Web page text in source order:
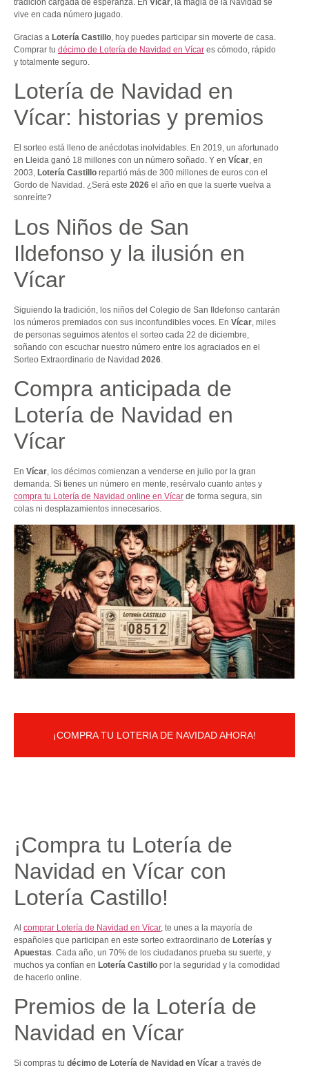
tradición cargada de esperanza. En Vícar, la magia de la Navidad se
vive en cada número jugado.
Gracias a Lotería Castillo, hoy puedes participar sin moverte de casa.
Comprar tu décimo de Lotería de Navidad en Vícar es cómodo, rápido
y totalmente seguro.
Lotería de Navidad en
Vícar: historias y premios
El sorteo está lleno de anécdotas inolvidables. En 2019, un afortunado
en Lleida ganó 18 millones con un número soñado. Y en Vícar, en
2003, Lotería Castillo repartió más de 300 millones de euros con el
Gordo de Navidad. ¿Será este 2026 el año en que la suerte vuelva a
sonreírte?
Los Niños de San
Ildefonso y la ilusión en
Vícar
Siguiendo la tradición, los niños del Colegio de San Ildefonso cantarán
los números premiados con sus inconfundibles voces. En Vícar , miles
de personas seguimos atentos el sorteo cada 22 de diciembre,
soñando con escuchar nuestro número entre los agraciados en el
Sorteo Extraordinario de Navidad 2026
Compra anticipada de
Lotería de Navidad en
Vícar
En Vícar, los décimos comienzan a venderse en julio por la gran
demanda. Si tienes un número en mente, resérvalo cuanto antes y
compra tu Lotería de Navidad online en Vícar de forma segura, sin
colas ni desplazamientos innecesarios.
¡COMPRA TU LOTERIA DE NAVIDAD AHORA!
¡Compra tu Lotería de
Navidad en Vícar con
Lotería Castillo!
Al comprar Lotería de Navidad en Vícar, te unes a la mayoría de
españoles que participan en este sorteo extraordinario de Loterías y
Apuestas. Cada año, un 70% de los ciudadanos prueba su suerte, y
muchos ya confían en Lotería Castillo por la seguridad y la comodidad
de hacerlo online.
Premios de la Lotería de
Navidad en Vícar
Si compras tu décimo de Lotería de Navidad en Vícar a través de